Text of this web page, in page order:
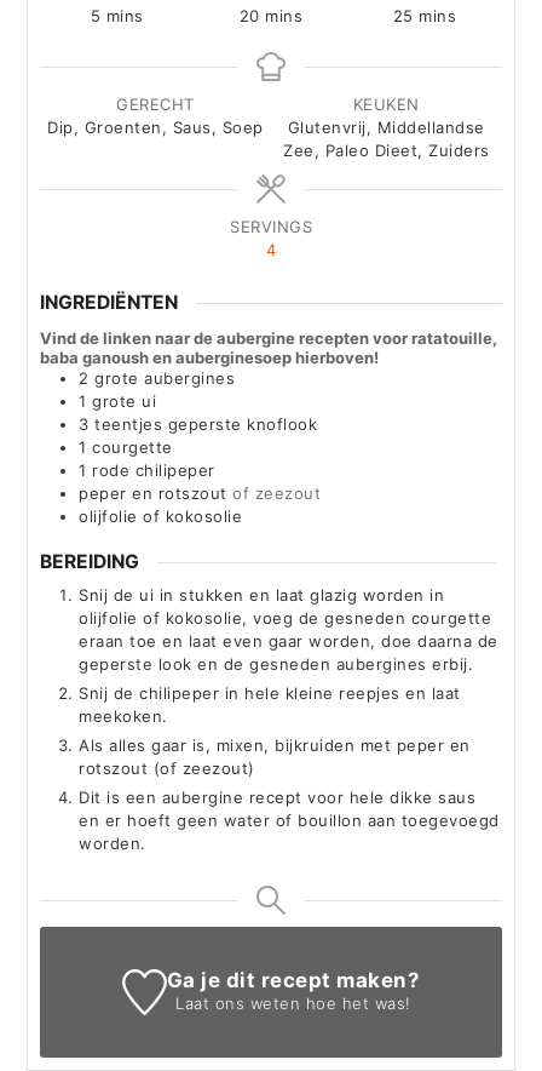
5 minutes
mins
20minutes
mins
25 minutes
mins
GERECHT
Dip, Groenten, Saus, Soep
KEUKEN
Glutenvrij, Middellandse
Zee, Paleo Dieet, Zuiders
SERVINGS
4
INGREDIËNTEN
Vind de linken naar de aubergine recepten voor ratatouille,
baba ganoush en auberginesoep hierboven!
2 grote aubergines
1 grote ui
3 teentjes geperste knoflook
1 courgette
1 rode chilipeper
peper en rotszout of zeezout
olijfolie of kokosolie
BEREIDING
Snij de ui in stukken en laat glazig worden in
olijfolie of kokosolie, voeg de gesneden courgette
eraan toe en laat even gaar worden, doe daarna de
geperste look en de gesneden aubergines erbij.
Snij de chilipeper in hele kleine reepjes en laat
meekoken.
Als alles gaar is, mixen, bijkruiden met peper en
rotszout (of zeezout)
Dit is een aubergine recept voor hele dikke saus
en er hoeft geen water of bouillon aan toegevoegd
worden.
Ga je dit recept maken?
Laat ons weten hoe het was!